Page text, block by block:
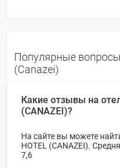
Популярные
(Canazei)
Какие отзывы на
(CANAZEI)?
На сайте вы можете
HOTEL (CANAZEI).
7,6